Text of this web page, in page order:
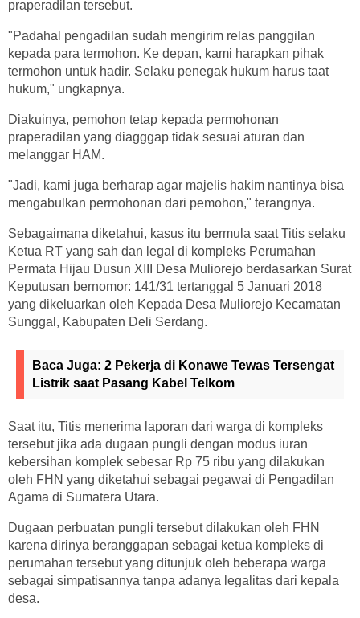
praperadilan tersebut.
"Padahal pengadilan sudah mengirim relas panggilan
kepada para termohon. Ke depan, kami harapkan pihak
termohon untuk hadir. Selaku penegak hukum harus taat
hukum," ungkapnya.
Diakuinya, pemohon tetap kepada permohonan
praperadilan yang diagggap tidak sesuai aturan dan
melanggar HAM.
"Jadi, kami juga berharap agar majelis hakim nantinya bisa
mengabulkan permohonan dari pemohon," terangnya.
Sebagaimana diketahui, kasus itu bermula saat Titis selaku
Ketua RT yang sah dan legal di kompleks Perumahan
Permata Hijau Dusun XIII Desa Muliorejo berdasarkan Surat
Keputusan bernomor: 141/31 tertanggal 5 Januari 2018
yang dikeluarkan oleh Kepada Desa Muliorejo Kecamatan
Sunggal, Kabupaten Deli Serdang.
Baca Juga: 2 Pekerja di Konawe Tewas Tersengat
Listrik saat Pasang Kabel Telkom
Saat itu, Titis menerima laporan dari warga di kompleks
tersebut jika ada dugaan pungli dengan modus iuran
kebersihan komplek sebesar Rp 75 ribu yang dilakukan
oleh FHN yang diketahui sebagai pegawai di Pengadilan
Agama di Sumatera Utara.
Dugaan perbuatan pungli tersebut dilakukan oleh FHN
karena dirinya beranggapan sebagai ketua kompleks di
perumahan tersebut yang ditunjuk oleh beberapa warga
sebagai simpatisannya tanpa adanya legalitas dari kepala
desa.